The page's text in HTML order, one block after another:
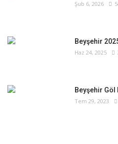
Şub 6, 2026
Beyşehir
Haz 24, 2025
Beyşehir Göl
Tem 29, 2023